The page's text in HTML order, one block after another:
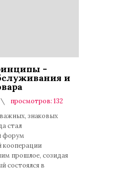
-
и
просмотров: 132
знаковых
стал
форум
кооперации
прошлое, созидая
состоялся в